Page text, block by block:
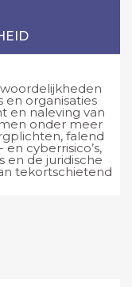
en organisaties
en naleving van
onder meer
falend
cyberrisico’s,
en de juridische
tekortschietend